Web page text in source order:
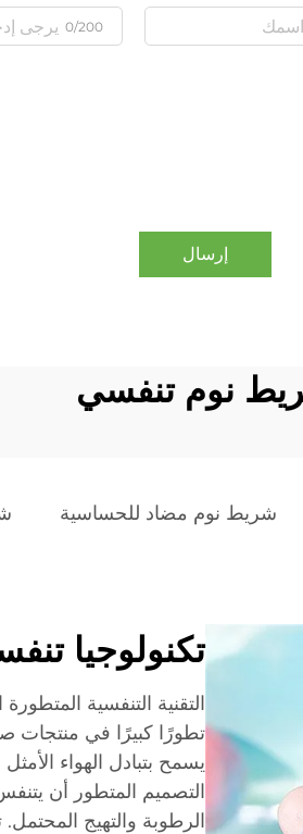
0/200
إرسال
نوم تنفسي
شريط نوم مضاد للحساسية
تكنولوجيا
التقنية التنفسية
تطورًا كبيرًا في منتجات
يسمح بتبادل الهواء
التصميم المتطور أن
الرطوبة والتهيج المحتمل.